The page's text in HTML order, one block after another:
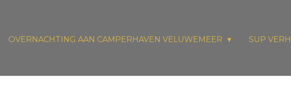
OVERNACHTING AAN CAMPERHAVEN VELUWEMEER SUP